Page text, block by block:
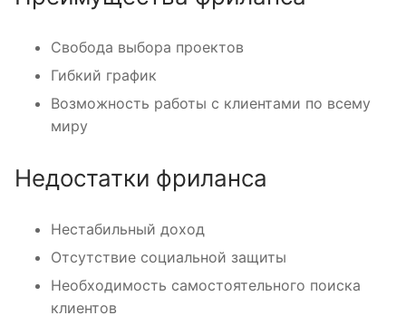
Свобода выбора проектов
Гибкий график
Возможность работы с клиентами по всему
миру
Недостатки фриланса
Нестабильный доход
Отсутствие социальной защиты
Необходимость самостоятельного поиска
клиентов